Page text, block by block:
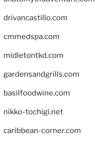
drivancastillo.com
cmmedspa.com
midletontkd.com
gardensandgrills.com
basilfoodwine.com
nikko-tochigi.net
caribbean-corner.com